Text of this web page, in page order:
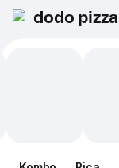
dodo pizza